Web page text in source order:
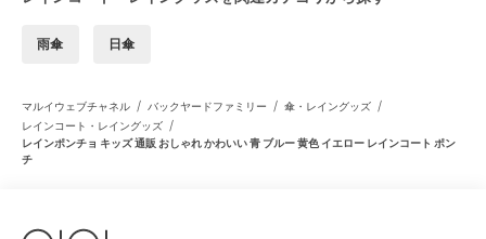
雨傘 日傘
マルイウェブチャネル / バックヤードファミリー / 傘・レイングッズ /
レインコート・レイングッズ /
レインポンチョ キッズ 通販 おしゃれ かわいい 青 ブルー 黄色 イエロー レインコート ポン
チ